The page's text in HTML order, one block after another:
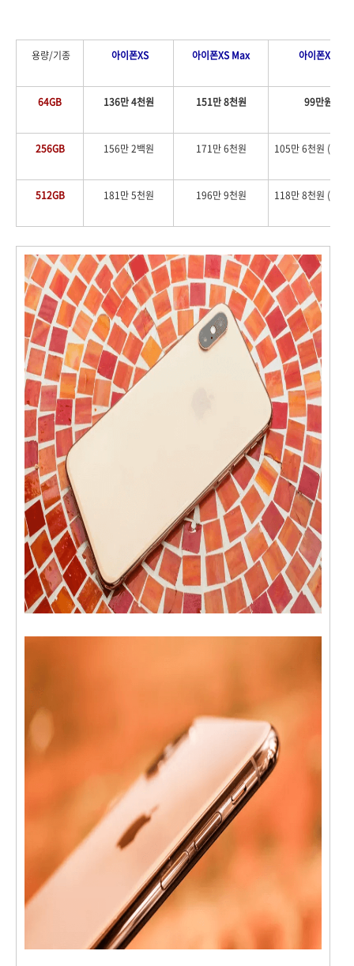
용량/기종 아이폰XS 아이폰XS Max 아이폰XR
64GB 136만 4천원 151만 8천원 99만원
256GB 156만 2백원 171만 6천원 105만 6천원
512GB 181만 5천원 196만 9천원 118만 8천원